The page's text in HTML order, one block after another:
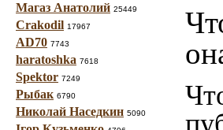
Магаз Анатолий 25449
Crakodil 17967
AD70 7743
haratoshka 7618
Spektor 7249
Рыбак 6790
Николай Наседкин 5090